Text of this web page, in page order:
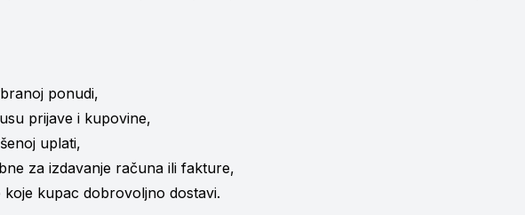
ponudi,
prijave i kupovine,
uplati,
za izdavanje računa ili fakture,
koje kupac dobrovoljno dostavi.